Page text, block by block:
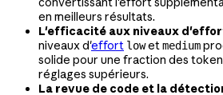
en meilleurs résultats.
L'efficacité aux niveaux
niveaux d'effort lowetmedium
solide pour une fraction des
réglages supérieurs.
La revue de code et la